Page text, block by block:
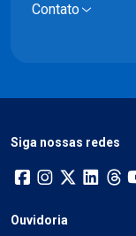
Contato
Siga nossas redes
Ouvidoria